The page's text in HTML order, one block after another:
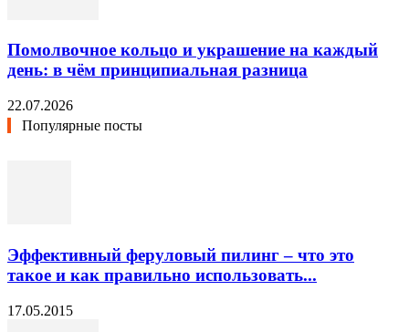
Помолвочное кольцо и украшение на каждый
день: в чём принципиальная разница
22.07.2026
Популярные посты
Эффективный феруловый пилинг – что это
такое и как правильно использовать...
17.05.2015